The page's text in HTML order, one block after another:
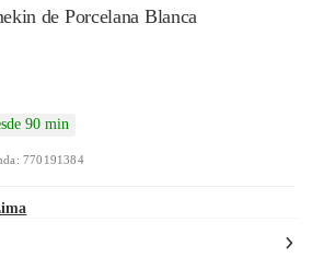
de Porcelana Blanca
90 min
770191384